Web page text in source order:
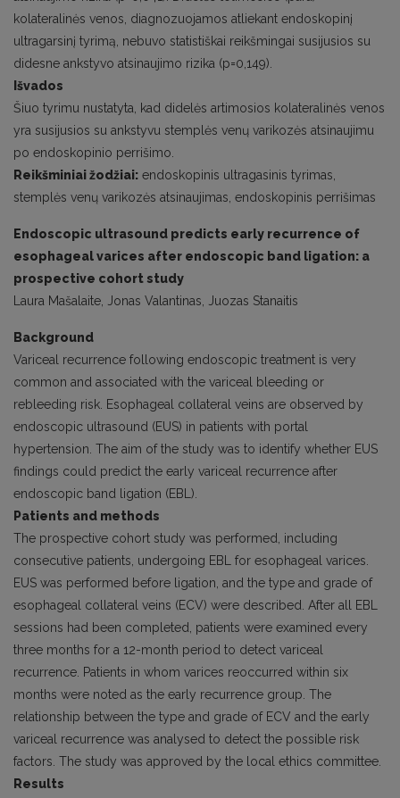
kolateralinės venos, diagnozuojamos atliekant endoskopinį
ultragarsinį tyrimą, nebuvo statistiškai reikšmingai susijusios su
didesne ankstyvo atsinaujimo rizika (p=0,149).
Išvados
Šiuo tyrimu nustatyta, kad didelės artimosios kolateralinės venos
yra susijusios su ankstyvu stemplės venų varikozės atsinau­jimu
po endoskopinio perrišimo.
Reikšminiai žodžiai: endoskopinis ultragasinis tyrimas,
stemplės venų varikozės atsinaujimas, endoskopinis perrišimas
Endoscopic ultrasound predicts early recurrence of
esophageal varices after endoscopic band ligation: a
prospective cohort study
Laura Mašalaite, Jonas Valantinas, Juozas Stanaitis
Background
Variceal recurrence following endoscopic treatment is very
common and associated with the variceal bleeding or
rebleeding risk. Esophageal collateral veins are observed by
endoscopic ultrasound (EUS) in patients with portal
hypertension. The aim of the study was to identify whether EUS
findings could predict the early variceal recurrence after
endoscopic band ligation (EBL).
Patients and methods
The prospective cohort study was performed, including
consecutive patients, undergoing EBL for esophageal varices.
EUS was performed before ligation, and the type and grade of
esophageal collateral veins (ECV) were described. After all EBL
ses­sions had been completed, patients were examined every
three months for a 12-month period to detect variceal
recurrence. Patients in whom varices reoccurred within six
months were noted as the early recurrence group. The
relationship between the type and grade of ECV and the early
variceal recurrence was analysed to detect the possible risk
factors. The study was approved by the local ethics committee.
Results